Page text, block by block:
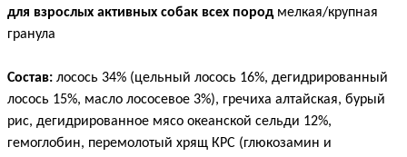
для взрослых активных собак всех пород мелкая/крупная
гранула
Состав: лосось 34% (цельный лосось 16%, дегидрированный
лосось 15%, масло лососевое 3%), гречиха алтайская, бурый
рис, дегидрированное мясо океанской сельди 12%,
гемоглобин, перемолотый хрящ КРС (глюкозамин и